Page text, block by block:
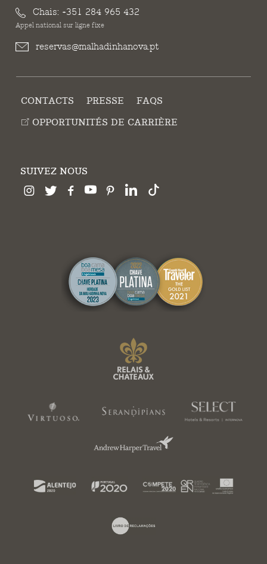
Chais: +351 284 965 432
Appel national sur ligne fixe
reservas@malhadinhanova.pt
CONTACTS PRESSE
FAQS
OPPORTUNITÉS DE CARRIÈRE
SUIVEZ NOUS